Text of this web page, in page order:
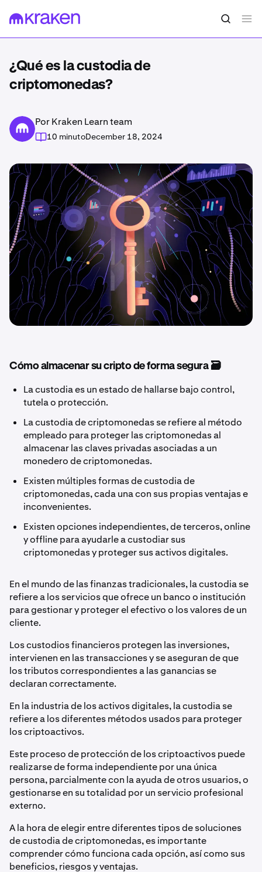
¿Qué es la custodia de
criptomonedas?
Por Kraken Learn team
10 minutoDecember 18, 2024
Cómo almacenar su cripto de forma segura 🗃️
La custodia es un estado de hallarse bajo control,
tutela o protección.
La custodia de criptomonedas se refiere al método
empleado para proteger las criptomonedas al
almacenar las claves privadas asociadas a un
monedero de criptomonedas.
Existen múltiples formas de custodia de
criptomonedas, cada una con sus propias ventajas e
inconvenientes.
Existen opciones independientes, de terceros, online
y offline para ayudarle a custodiar sus
criptomonedas y proteger sus activos digitales.
En el mundo de las finanzas tradicionales, la custodia se
refiere a los servicios que ofrece un banco o institución
para gestionar y proteger el efectivo o los valores de un
cliente.
Los custodios financieros protegen las inversiones,
intervienen en las transacciones y se aseguran de que
los tributos correspondientes a las ganancias se
declaran correctamente.
En la industria de los activos digitales, la custodia se
refiere a los diferentes métodos usados para proteger
los criptoactivos.
Este proceso de protección de los criptoactivos puede
realizarse de forma independiente por una única
persona, parcialmente con la ayuda de otros usuarios, o
gestionarse en su totalidad por un servicio profesional
externo.
A la hora de elegir entre diferentes tipos de soluciones
de custodia de criptomonedas, es importante
comprender cómo funciona cada opción, así como sus
beneficios, riesgos y ventajas.